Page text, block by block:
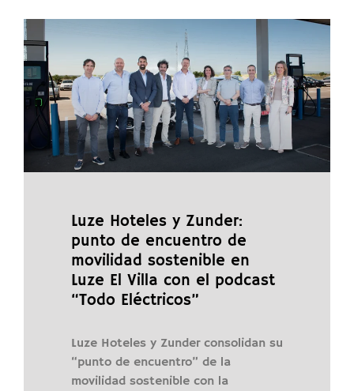
Luze Hoteles y Zunder:
punto de encuentro de
movilidad sostenible en
Luze El Villa con el podcast
“Todo Eléctricos”
Luze Hoteles y Zunder consolidan su
“punto de encuentro” de la
movilidad sostenible con la